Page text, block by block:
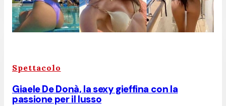
Spettacolo
Giaele De Donà, la sexy gieffina con la
passione per il lusso